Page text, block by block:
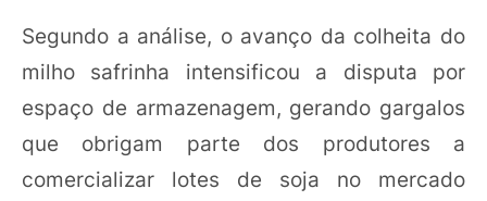
Segundo a análise, o avanço da colheita do
milho safrinha intensificou a disputa por
espaço de armazenagem, gerando gargalos
que obrigam parte dos produtores a
comercializar lotes de soja no mercado